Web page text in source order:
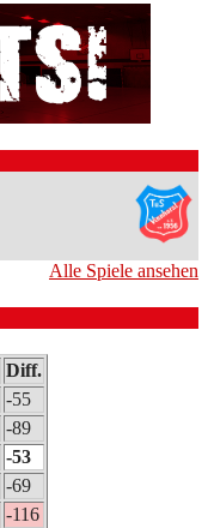
Alle Spiele ansehen
Diff.
-55
-89
-53
-69
-116